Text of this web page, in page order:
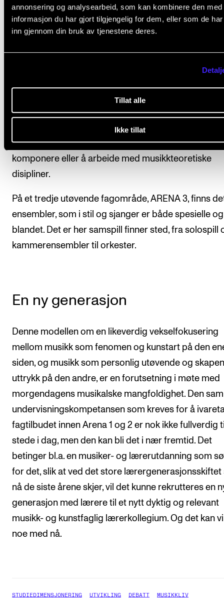
annonsering og analysearbeid, som kan kombinere den med
informasjon du har gjort tilgjengelig for dem, eller som de
inn gjennom din bruk av tjenestene deres.
Tillat alle
Ikke tillat
I tillegg til denne solide kjernen av fellesfag er den
viktige gruppen med mer sjanger- og stilspesifikke
ARENA 2, hvor studenten gis anledning til å
anvende og knytte den generelle innsikten fra Arena
jazz, pop, utenomeuropeisk musikk – eller klassisk
kunstmusikk. Eller didaktiske og vitenskapelige fag.
her bl.a. den verdifulle individuelle veiledningen
sted, enten det dreier seg om å spille et instrument,
komponere eller å arbeide med musikkteoretiske
disipliner.
På et tredje utøvende fagområde, ARENA 3, finns
ensembler, som i stil og sjanger er både spesielle og
blandet. Det er her samspill finner sted, fra solospill
kammerensembler til orkester.
En ny generasjon
Denne modellen om en likeverdig vekselfokusering
mellom musikk som fenomen og kunstart på den
siden, og musikk som personlig utøvende og
uttrykk på den andre, er en forutsetning i møte med
morgendagens musikalske mangfoldighet. Den
undervisningskompetansen som kreves for å
fagtilbudet innen Arena 1 og 2 er nok ikke fullverdig
stede i dag, men den kan bli det i nær fremtid. Det
betinger bl.a. en musiker- og lærerutdanning som
for det, slik at ved det store lærergenerasjonsskiftet
nå de siste årene skjer, vil det kunne rekrutteres en
generasjon med lærere til et nytt dyktig og relevant
musikk- og kunstfaglig lærerkollegium. Og det kan
noe med nå.
STUDIEDIMENSJONERING UTVIKLING DEBATT MUSIKKLIV